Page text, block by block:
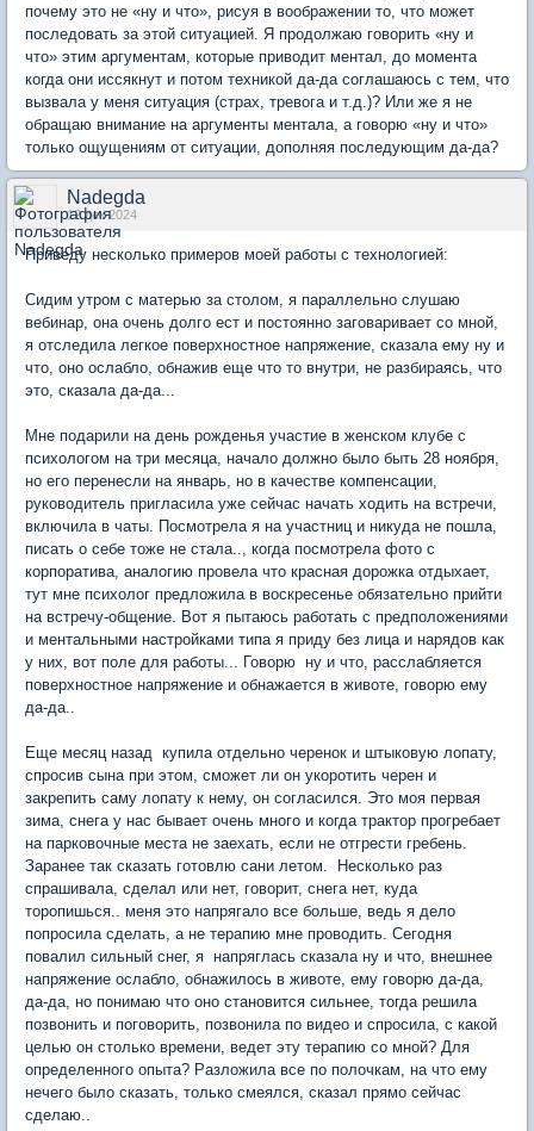
почему это не «ну и что», рисуя в воображении то, что может
последовать за этой ситуацией. Я продолжаю говорить «ну и
что» этим аргументам, которые приводит ментал, до момента
когда они иссякнут и потом техникой да-да соглашаюсь с тем, что
вызвала у меня ситуация (страх, тревога и т.д.)? Или же я не
обращаю внимание на аргументы ментала, а говорю «ну и что»
только ощущениям от ситуации, дополняя последующим да-да?
Nadegda
12 дек 2024
Приведу несколько примеров моей работы с технологией:
Сидим утром с матерью за столом, я параллельно слушаю
вебинар, она очень долго ест и постоянно заговаривает со мной,
я отследила легкое поверхностное напряжение, сказала ему ну и
что, оно ослабло, обнажив еще что то внутри, не разбираясь, что
это, сказала да-да...
Мне подарили на день рожденья участие в женском клубе с
психологом на три месяца, начало должно было быть 28 ноября,
но его перенесли на январь, но в качестве компенсации,
руководитель пригласила уже сейчас начать ходить на встречи,
включила в чаты. Посмотрела я на участниц и никуда не пошла,
писать о себе тоже не стала.., когда посмотрела фото с
корпоратива, аналогию провела что красная дорожка отдыхает,
тут мне психолог предложила в воскресенье обязательно прийти
на встречу-общение. Вот я пытаюсь работать с предположениями
и ментальными настройками типа я приду без лица и нарядов как
у них, вот поле для работы... Говорю ну и что, расслабляется
поверхностное напряжение и обнажается в животе, говорю ему
да-да..
Еще месяц назад купила отдельно черенок и штыковую лопату,
спросив сына при этом, сможет ли он укоротить черен и
закрепить саму лопату к нему, он согласился. Это моя первая
зима, снега у нас бывает очень много и когда трактор прогребает
на парковочные места не заехать, если не отгрести гребень.
Заранее так сказать готовлю сани летом. Несколько раз
спрашивала, сделал или нет, говорит, снега нет, куда
торопишься.. меня это напрягало все больше, ведь я дело
попросила сделать, а не терапию мне проводить. Сегодня
повалил сильный снег, я напряглась сказала ну и что, внешнее
напряжение ослабло, обнажилось в животе, ему говорю да-да,
да-да, но понимаю что оно становится сильнее, тогда решила
позвонить и поговорить, позвонила по видео и спросила, с какой
целью он столько времени, ведет эту терапию со мной? Для
определенного опыта? Разложила все по полочкам, на что ему
нечего было сказать, только смеялся, сказал прямо сейчас
сделаю..